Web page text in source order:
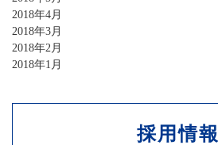
2018年4月
2018年3月
2018年2月
2018年1月
採用情報